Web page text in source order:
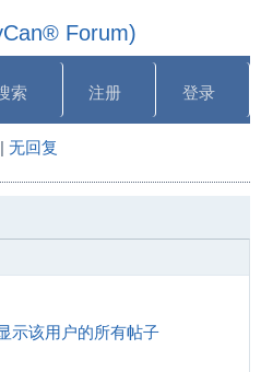
Forum)
索 注册 登录
| 无回复
示该用户的所有帖子